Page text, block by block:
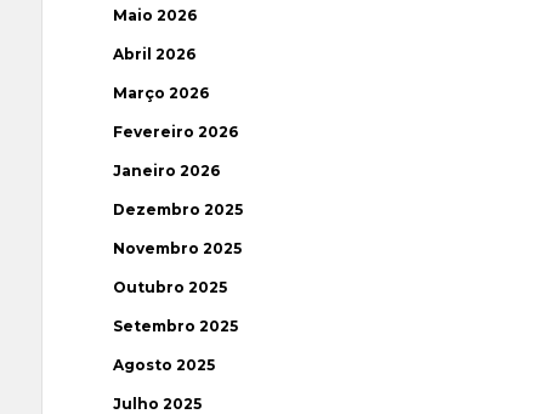
Maio 2026
Abril 2026
Março 2026
Fevereiro 2026
Janeiro 2026
Dezembro 2025
Novembro 2025
Outubro 2025
Setembro 2025
Agosto 2025
Julho 2025